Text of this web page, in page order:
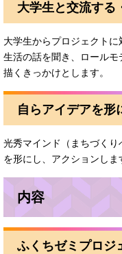
大学生と交流する
大学生からプロジェクト
生活の話を聞き、ロール
描くきっかけとします。
自らアイデアを形
光秀マインド（まちづく
を形にし、アクションしま
内容
ふくちゼミプロジ